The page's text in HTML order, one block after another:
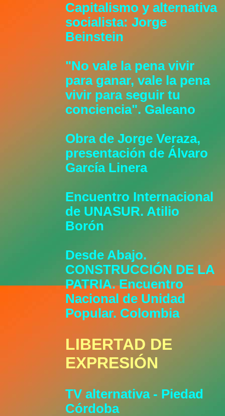
Capitalismo y alternativa
socialista: Jorge
Beinstein
"No vale la pena vivir
para ganar, vale la pena
vivir para seguir tu
conciencia". Galeano
Obra de Jorge Veraza,
presentación de Álvaro
García Linera
Encuentro Internacional
de UNASUR. Atilio
Borón
Desde Abajo.
CONSTRUCCIÓN DE LA
PATRIA. Encuentro
Nacional de Unidad
Popular. Colombia
LIBERTAD DE
EXPRESIÓN
TV alternativa - Piedad
Córdoba